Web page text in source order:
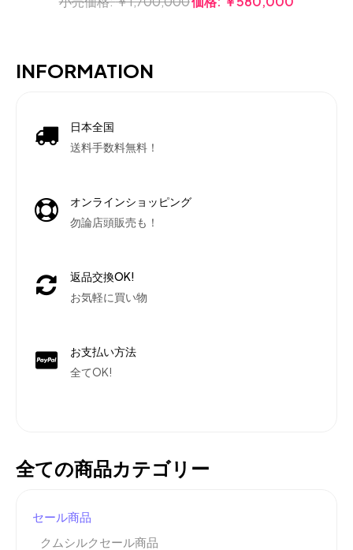
INFORMATION
日本全国
送料手数料無料！
オンラインショッピング
勿論店頭販売も！
返品交換OK!
お気軽に買い物
お支払い方法
全てOK!
全ての商品カテゴリー
セール商品
クムシルクセール商品